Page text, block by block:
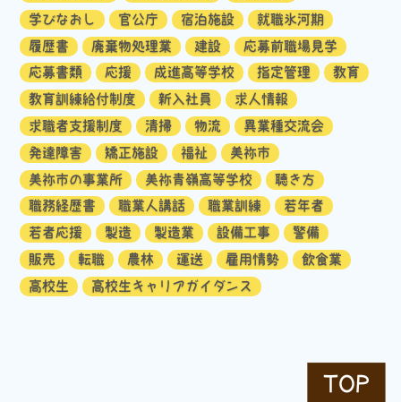
学びなおし
官公庁 宿泊施設
就職氷河期
履歴書
廃棄物処理業 建設
応募前職場見学
応募書類
応援 成進高等学校 指定管理
教育
教育訓練給付制度
新入社員
求人情報
求職者支援制度
清掃 物流
異業種交流会
発達障害
矯正施設 福祉
美祢市
美祢市の事業所
美祢青嶺高等学校
聴き方
職務経歴書
職業人講話 職業訓練
若年者
若者応援
製造 製造業 設備工事
警備
販売
転職 農林 運送 雇用情勢
飲食業
高校生
高校生キャリアガイダンス
TOP